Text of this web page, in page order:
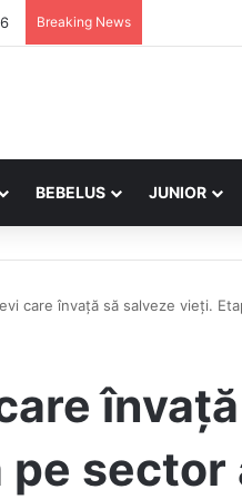
Breaking News
BEBELUS JUNIOR
care învață să salveze vieți.
pe